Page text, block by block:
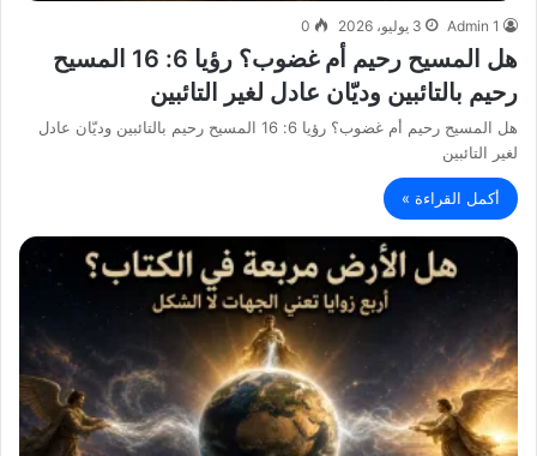
Admin 1 3 يوليو، 2026 0
هل المسيح رحيم أم غضوب؟ رؤيا 6: 16 المسيح
رحيم بالتائبين وديّان عادل لغير التائبين
هل المسيح رحيم أم غضوب؟ رؤيا 6: 16 المسيح رحيم بالتائبين وديّان عادل
لغير التائبين
أكمل القراءة »